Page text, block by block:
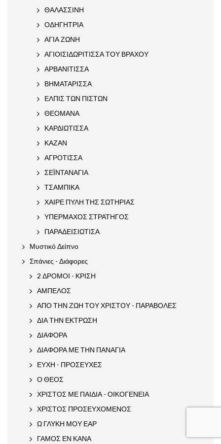
ΘΑΛΑΣΣΙΝΗ
ΟΔΗΓΗΤΡΙΑ
ΑΓΙΑ ΖΩΝΗ
ΑΓΙΟΙΣΙΔΩΡΙΤΙΣΣΑ ΤΟΥ ΒΡΑΧΟΥ
ΑΡΒΑΝΙΤΙΣΣΑ
ΒΗΜΑΤΑΡΙΣΣΑ
ΕΛΠΙΣ ΤΩΝ ΠΙΣΤΩΝ
ΘΕΟΜΑΝΑ
ΚΑΡΔΙΩΤΙΣΣΑ
ΚΑΖΑΝ
ΑΓΡΟΤΙΣΣΑ
ΣΕΪΝΤΑΝΑΓΙΑ
ΤΣΑΜΠΙΚΑ
ΧΑΙΡΕ ΠΥΛΗ ΤΗΣ ΣΩΤΗΡΙΑΣ
ΥΠΕΡΜΑΧΟΣ ΣΤΡΑΤΗΓΟΣ
ΠΑΡΑΔΕΙΣΙΩΤΙΣΑ
Μυστικό Δείπνο
Σπάνιες - Διάφορες
2 ΔΡΟΜΟΙ - ΚΡΙΣΗ
ΑΜΠΕΛΟΣ
ΑΠΟ ΤΗΝ ΖΩΗ ΤΟΥ ΧΡΙΣΤΟΥ - ΠΑΡΑΒΟΛΕΣ
ΔΙΑ ΤΗΝ ΕΚΤΡΩΣΗ
ΔΙΑΦΟΡΑ
ΔΙΑΦΟΡΑ ΜΕ ΤΗΝ ΠΑΝΑΓΙΑ
ΕΥΧΗ - ΠΡΟΣΕΥΧΕΣ
Ο ΘΕΟΣ
ΧΡΙΣΤΟΣ ΜΕ ΠΑΙΔΙΑ - ΟΙΚΟΓΕΝΕΙΑ
ΧΡΙΣΤΟΣ ΠΡΟΣΕΥΧΟΜΕΝΟΣ
Ω ΓΛΥΚΗ ΜΟΥ ΕΑΡ
ΓΑΜΟΣ ΕΝ ΚΑΝΑ